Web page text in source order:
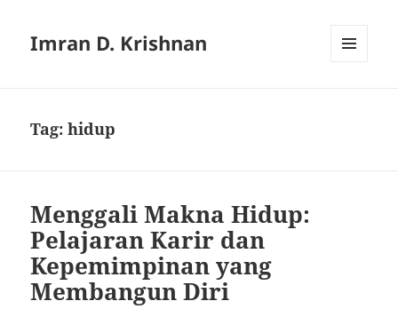
Imran D. Krishnan
Tag:hidup
Menggali Makna Hidup:
Pelajaran Karir dan
Kepemimpinan yang
Membangun Diri